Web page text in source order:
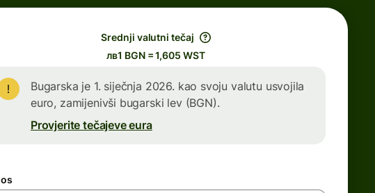
Srednji valutni tečaj
лв1 BGN = 1,605 WST
Bugarska je 1. siječnja 2026. kao svoju valutu usvojila
euro, zamijenivši bugarski lev (BGN).
Provjerite tečajeve eura